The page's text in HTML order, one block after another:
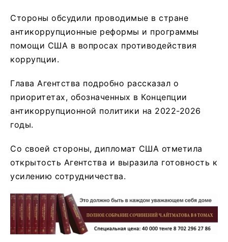
Стороны обсудили проводимые в стране
антикоррупционные реформы и программы
помощи США в вопросах противодействия
коррупции.
Глава Агентства подробно рассказал о
приоритетах, обозначенных в Концепции
антикоррупционной политики на 2022-2026
годы.
Со своей стороны, дипломат США отметила
открытость Агентства и выразила готовность к
усилению сотрудничества.